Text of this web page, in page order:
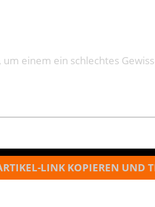
einem ein schlechtes
LINK KOPIEREN UND